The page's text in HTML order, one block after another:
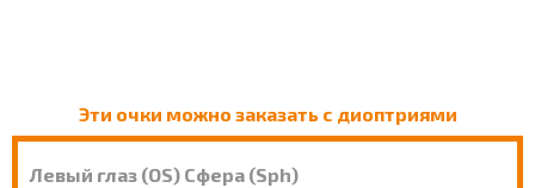
Эти очки можно заказать с диоптриями
Левый глаз (OS) Сфера (Sph)